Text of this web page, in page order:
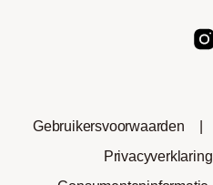
Gebruikersvoorwaarden
Privacyverklaring